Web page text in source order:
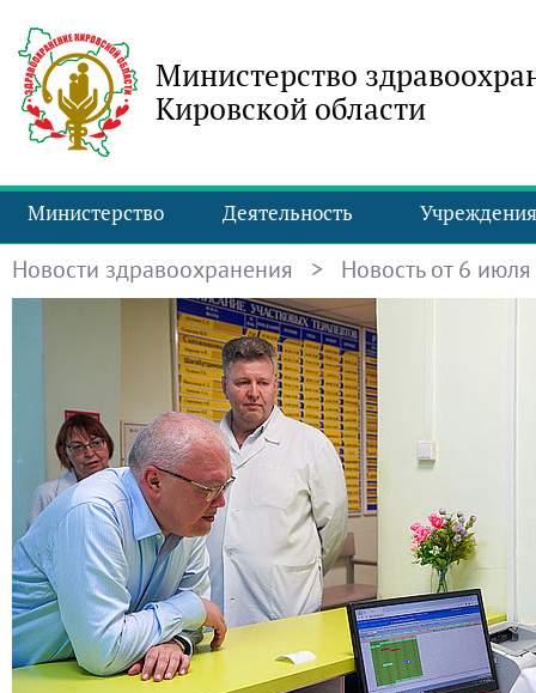
Министерство
Кировской области
Министерство Деятельность Учреждения
Новости здравоохранения > Новость от 6 июля